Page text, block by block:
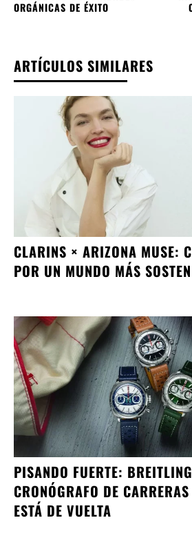
ORGÁNICAS DE ÉXITO
ARTÍCULOS SIMILARES
CLARINS × ARIZONA MUSE:
POR UN MUNDO MÁS
PISANDO FUERTE:
CRONÓGRAFO DE
ESTÁ DE VUELTA